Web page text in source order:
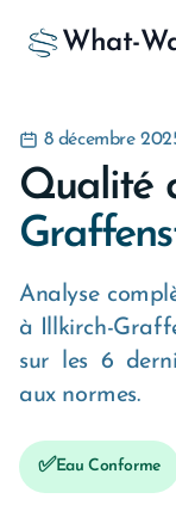
What-
8 décembre
Qualité
Analyse
à Illkirch-
sur les 6
aux normes.
✅Eau Conforme